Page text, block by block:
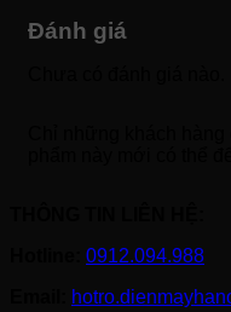
Đánh giá
0912.094.988